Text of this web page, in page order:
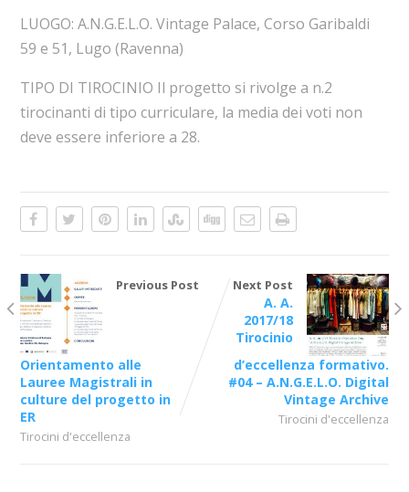
LUOGO: A.N.G.E.L.O. Vintage Palace, Corso Garibaldi
59 e 51, Lugo (Ravenna)
TIPO DI TIROCINIO Il progetto si rivolge a n.2
tirocinanti di tipo curriculare, la media dei voti non
deve essere inferiore a 28.
Previous Post
Orientamento alle
Lauree Magistrali in
culture del progetto in
ER
Tirocini d'eccellenza
Next Post
A. A.
2017/18
Tirocinio
d’eccellenza formativo.
#04 – A.N.G.E.L.O. Digital
Vintage Archive
Tirocini d'eccellenza